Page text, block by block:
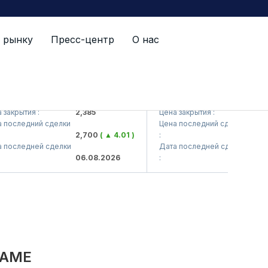
Пресс-центр О нас
:
2,385
сделки
2,700( ▲ 4.01 )
сделки
06.08.2026
Цена закрытия :
1,208
Цена последний сделки
Дата последней сделки